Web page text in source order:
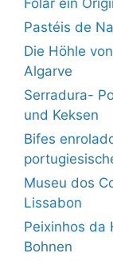
Pastéis de
Die Höhle
Algarve
Serradura-
und Keksen
Bifes
Museu dos
Lissabon
Peixinhos
Bohnen